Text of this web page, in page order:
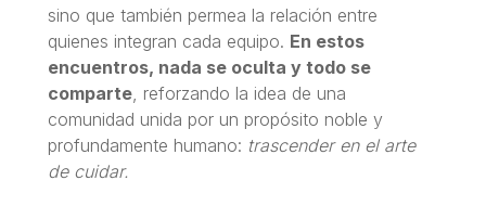
sino que también permea la relación entre
quienes integran cada equipo. En estos
encuentros, nada se oculta y todo se
comparte , reforzando la idea de una
comunidad unida por un propósito noble y
profundamente humano: trascender en el arte
de cuidar.